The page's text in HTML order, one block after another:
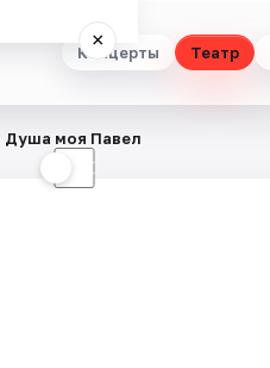
Концерты Театр
×
☾
Душа моя Павел